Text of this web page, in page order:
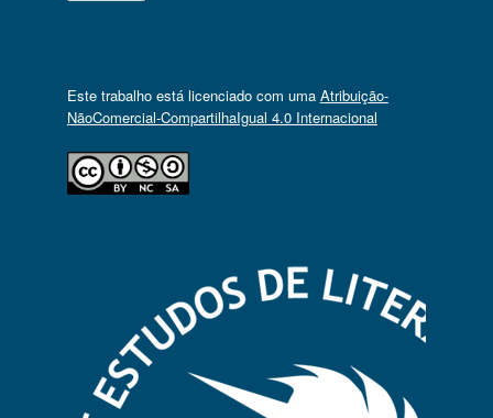
Este trabalho está licenciado com uma Atribuição-
NãoComercial-CompartilhaIgual 4.0 Internacional